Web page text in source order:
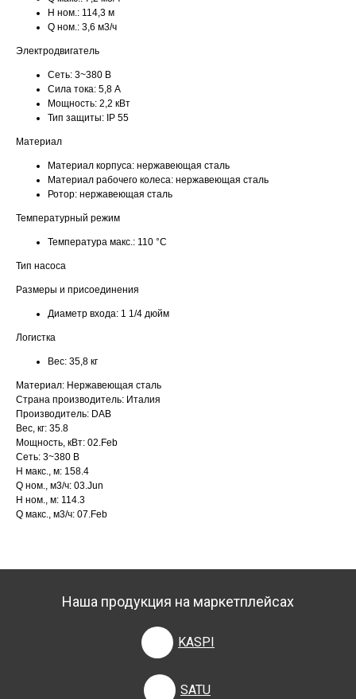
H ном.: 114,3 м
Q ном.: 3,6 м3/ч
Электродвигатель
Сеть: 3~380 В
Сила тока: 5,8 А
Мощность: 2,2 кВт
Тип защиты: IP 55
Материал
Материал корпуса: нержавеющая сталь
Материал рабочего колеса: нержавеющая сталь
Ротор: нержавеющая сталь
Температурный режим
Температура макс.: 110 °С
Тип насоса
Размеры и присоединения
Диаметр входа: 1 1/4 дюйм
Логистка
Вес: 35,8 кг
Материал: Нержавеющая сталь
Страна производитель: Италия
Производитель: DAB
Вес, кг: 35.8
Мощность, кВт: 02.Feb
Сеть: 3~380 В
H макс., м: 158.4
Q ном., м3/ч: 03.Jun
H ном., м: 114.3
Q макс., м3/ч: 07.Feb
Наша продукция на маркетплейсах
KASPI
SATU